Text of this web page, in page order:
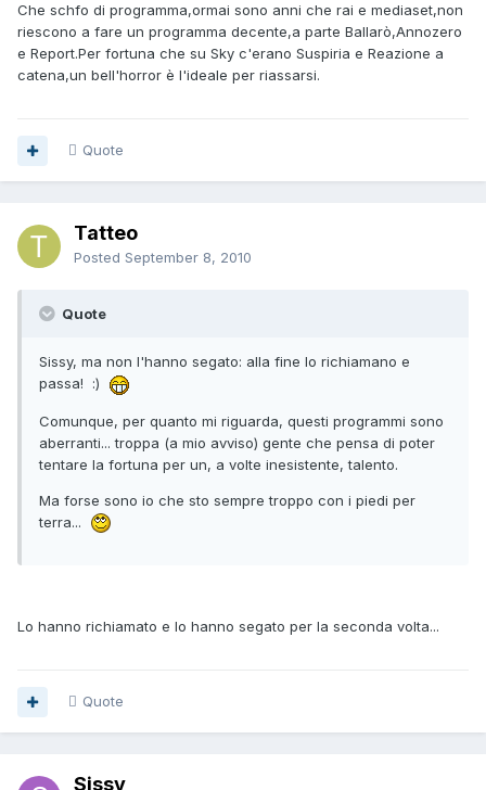
Che schfo di programma,ormai sono anni che rai e mediaset,non
riescono a fare un programma decente,a parte Ballarò,Annozero
e Report.Per fortuna che su Sky c'erano Suspiria e Reazione a
catena,un bell'horror è l'ideale per riassarsi.
Quote
Tatteo
Posted September 8, 2010
Quote
Sissy, ma non l'hanno segato: alla fine lo richiamano e
passa! :)
Comunque, per quanto mi riguarda, questi programmi sono
aberranti... troppa (a mio avviso) gente che pensa di poter
tentare la fortuna per un, a volte inesistente, talento.
Ma forse sono io che sto sempre troppo con i piedi per
terra...
Lo hanno richiamato e lo hanno segato per la seconda volta...
Quote
Sissy